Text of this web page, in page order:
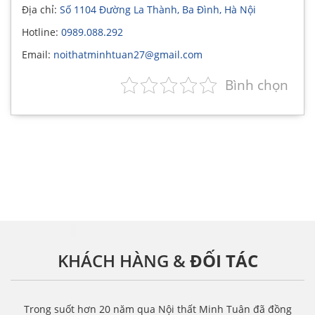
Địa chỉ: Số 1104 Đường La Thành, Ba Đình, Hà Nội
Hotline: 0989.088.292
Email: noithatminhtuan27@gmail.com
Bình chọn
KHÁCH HÀNG &ĐỐI TÁC
Trong suốt hơn 20 năm qua Nội thất Minh Tuân đã đồng